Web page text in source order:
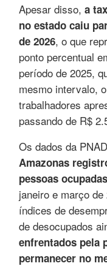
Apesar disso, a
no estado caiu
de 2026, o que
ponto percentual
período de 2025,
mesmo intervalo,
trabalhadores
passando de R$
Os dados da
Amazonas
pessoas ocupadas
janeiro e março
índices de
de desocupados
enfrentados pela
permanecer no